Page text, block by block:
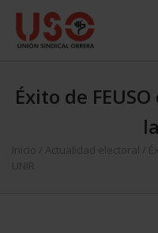
Éxito de
Inicio Actualidad electoral
UNIR